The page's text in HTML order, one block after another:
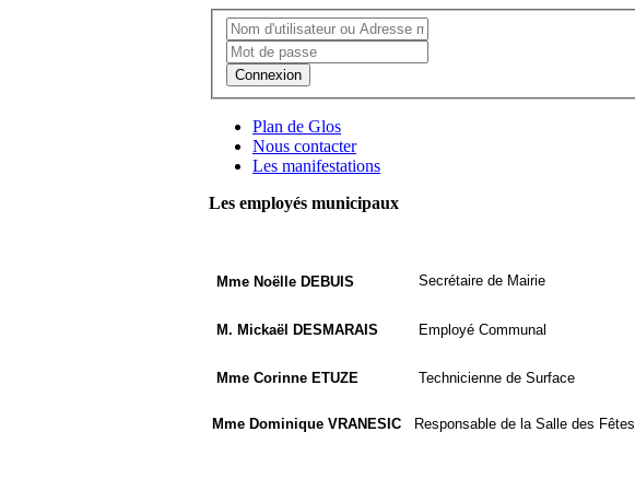
Connexion
Plan de Glos
Nous contacter
Les manifestations
Les employés municipaux
Mme Noëlle DEBUIS Secrétaire de Mairie
M. Mickaël DESMARAIS Employé Communal
Mme Corinne ETUZE Technicienne de Surface
Mme Dominique VRANESIC Responsable de la Salle des Fêtes